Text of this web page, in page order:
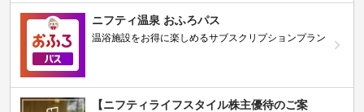
ニフティ温泉 おふろパス
温浴施設をお得に楽しめるサブスクリプションプラン
【ニフティライフスタイル株主優待のご案